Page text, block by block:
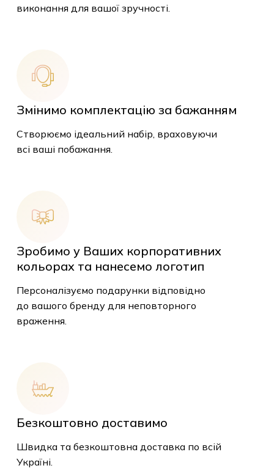
У кошику немає
товарів.
виконання для вашої зручності.
Змінимо комплектацію за бажанням
Створюємо ідеальний набір, враховуючи
всі ваші побажання.
Зробимо у Ваших корпоративних
кольорах та нанесемо логотип
Персоналізуємо подарунки відповідно
до вашого бренду для неповторного
враження.
Безкоштовно доставимо
Швидка та безкоштовна доставка по всій
Україні.